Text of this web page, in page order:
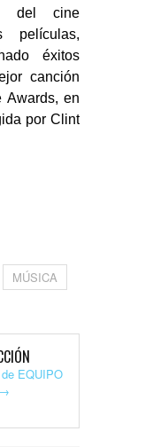
del cine
películas,
éxitos
canción
Awards, en
por Clint
MÚSICA
EQUIPO
→